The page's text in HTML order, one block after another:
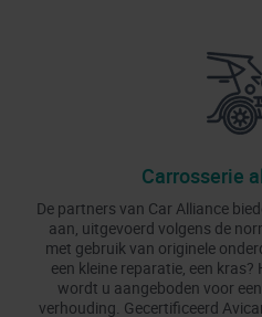
Carrosserie
De partners van Car Alliance
aan, uitgevoerd volgens de
met gebruik van originele
een kleine reparatie, een
wordt u aangeboden voor
verhouding. Gecertificeerd